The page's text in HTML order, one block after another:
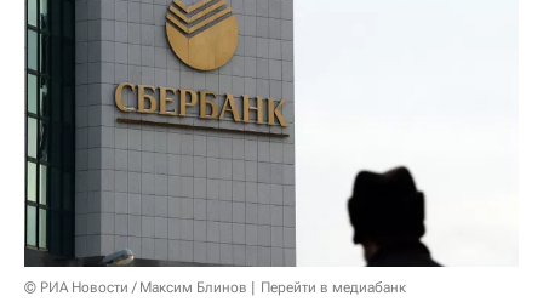
© РИА Новости / Максим Блинов Перейти в медиабанк